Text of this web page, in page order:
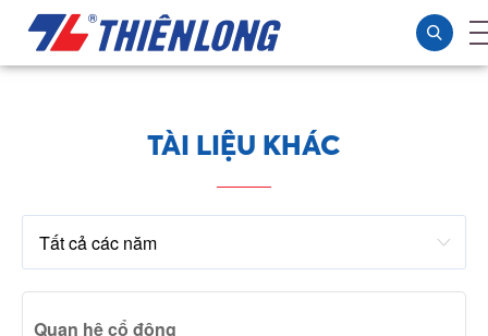
TÀI LIỆU KHÁC
Quan hệ cổ đông